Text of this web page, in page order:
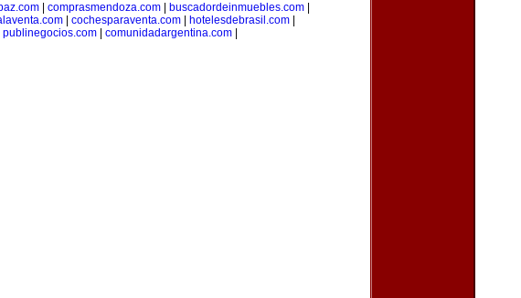
| comprasmendoza.com| buscadordeinmuebles.com|
cochesparaventa.com hotelesdebrasil.com
publinegocios.com| comunidadargentina.com|